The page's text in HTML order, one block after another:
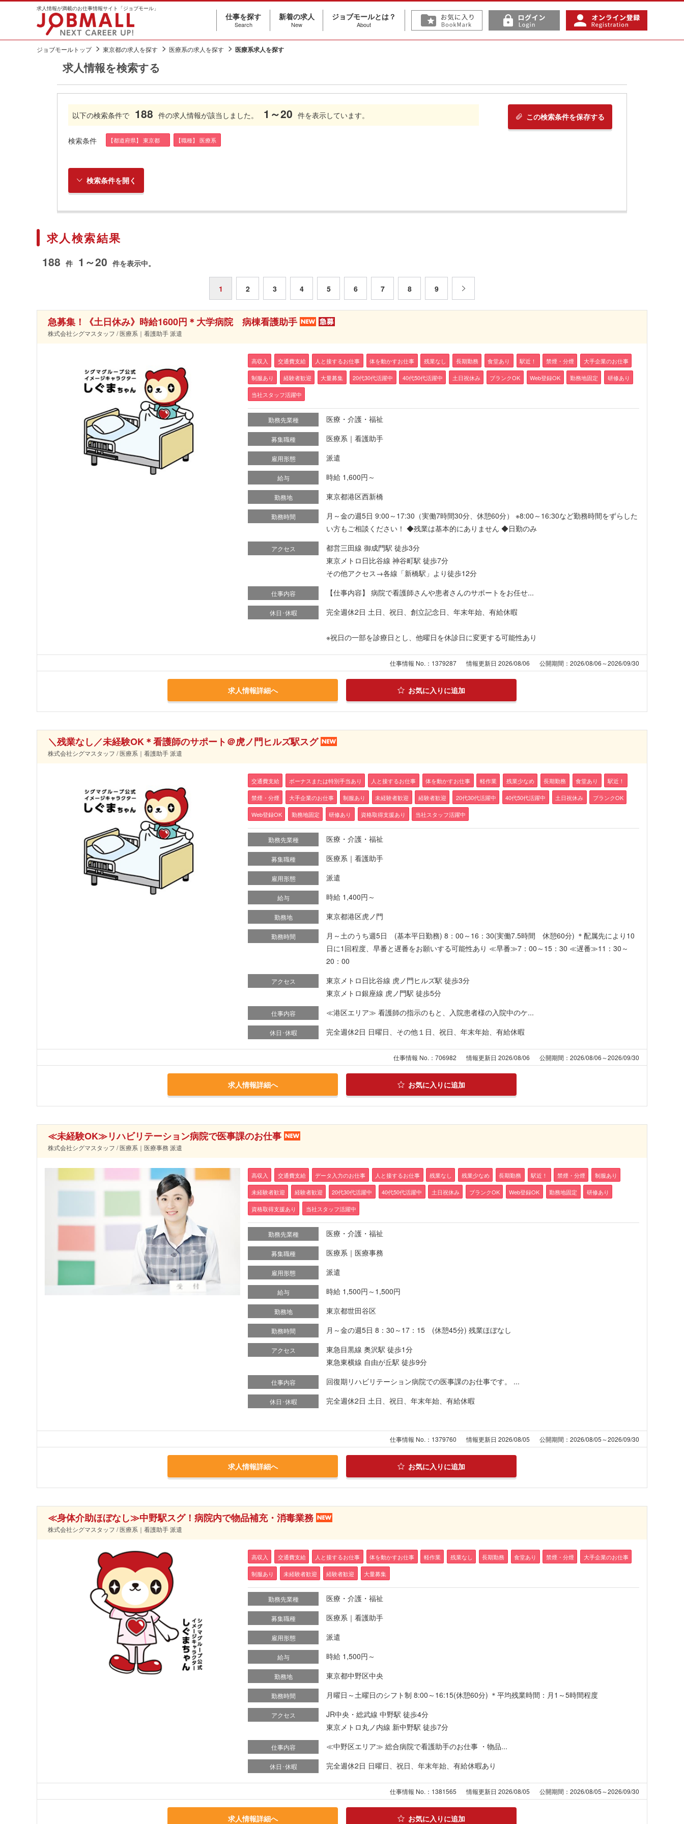
求人情報が満載のお仕事情報サイト「ジョブモール」
仕事を探す
Search
新着の求人
New
ジョブモールとは？
About
ジョブモールトップ 東京都の求人を探す 医療系の求人を探す 医療系求人を探す
求人情報を検索する
この検索条件を保存する
以下の検索条件で 188 件の求人情報が該当しました。 1～20 件を表示しています。
検索条件 【都道府県】 東京都 【職種】 医療系
検索条件を開く
求人検索結果
188 件 1～20 件を表示中。
1 2 3 4 5 6 7 8 9
急募集！《土日休み》時給1600円＊大学病院 病棟看護助手
株式会社シグマスタッフ / 医療系｜看護助手 派遣
高収入 交通費支給 人と接するお仕事 体を動かすお仕事 残業なし 長期勤務 食堂あり 駅近！ 禁煙・分煙 大手企業のお仕事
制服あり 経験者歓迎 大量募集 20代30代活躍中 40代50代活躍中 土日祝休み ブランクOK Web登録OK 勤務地固定 研修あり
当社スタッフ活躍中
勤務先業種 医療・介護・福祉
募集職種 医療系｜看護助手
雇用形態 派遣
給与 時給 1,600円～
勤務地 東京都港区西新橋
勤務時間
月～金の週5日 9:00～17:30（実働7時間30分、休憩60分） ※8:00～16:30など勤務時間をずらした
い方もご相談ください！ ◆残業は基本的にありません ◆日勤のみ
アクセス
都営三田線 御成門駅 徒歩3分
東京メトロ日比谷線 神谷町駅 徒歩7分
その他アクセス→各線「新橋駅」より徒歩12分
仕事内容 【仕事内容】 病院で看護師さんや患者さんのサポートをお任せ...
休日･休暇 完全週休2日 土日、祝日、創立記念日、年末年始、有給休暇
※祝日の一部を診療日とし、他曜日を休診日に変更する可能性あり
仕事情報 No.：1379287 情報更新日 2026/08/06 公開期間：2026/08/06～2026/09/30
求人情報詳細へ お気に入りに追加
＼残業なし／未経験OK＊看護師のサポート＠虎ノ門ヒルズ駅スグ
株式会社シグマスタッフ / 医療系｜看護助手 派遣
交通費支給 ボーナスまたは特別手当あり 人と接するお仕事 体を動かすお仕事 軽作業 残業少なめ 長期勤務 食堂あり 駅近！
禁煙・分煙 大手企業のお仕事 制服あり 未経験者歓迎 経験者歓迎 20代30代活躍中 40代50代活躍中 土日祝休み ブランクOK
Web登録OK 勤務地固定 研修あり 資格取得支援あり 当社スタッフ活躍中
勤務先業種 医療・介護・福祉
募集職種 医療系｜看護助手
雇用形態 派遣
給与 時給 1,400円～
勤務地 東京都港区虎ノ門
勤務時間
月～土のうち週5日 (基本平日勤務) 8：00～16：30(実働7.5時間 休憩60分) ＊配属先により10
日に1回程度、早番と遅番をお願いする可能性あり ≪早番≫7：00～15：30 ≪遅番≫11：30～
20：00
アクセス
東京メトロ日比谷線 虎ノ門ヒルズ駅 徒歩3分
東京メトロ銀座線 虎ノ門駅 徒歩5分
仕事内容 ≪港区エリア≫ 看護師の指示のもと、入院患者様の入院中のケ...
休日･休暇 完全週休2日 日曜日、その他１日、祝日、年末年始、有給休暇
仕事情報 No.：706982 情報更新日 2026/08/06 公開期間：2026/08/06～2026/09/30
求人情報詳細へ お気に入りに追加
≪未経験OK≫リハビリテーション病院で医事課のお仕事
株式会社シグマスタッフ / 医療系｜医療事務 派遣
高収入 交通費支給 データ入力のお仕事 人と接するお仕事 残業なし 残業少なめ 長期勤務 駅近！ 禁煙・分煙 制服あり
未経験者歓迎 経験者歓迎 20代30代活躍中 40代50代活躍中 土日祝休み ブランクOK Web登録OK 勤務地固定 研修あり
資格取得支援あり 当社スタッフ活躍中
勤務先業種 医療・介護・福祉
募集職種 医療系｜医療事務
雇用形態 派遣
給与 時給 1,500円～1,500円
勤務地 東京都世田谷区
勤務時間 月～金の週5日 8：30～17：15 (休憩45分) 残業ほぼなし
アクセス
東急目黒線 奥沢駅 徒歩1分
東急東横線 自由が丘駅 徒歩9分
仕事内容 回復期リハビリテーション病院での医事課のお仕事です。 ...
休日･休暇 完全週休2日 土日、祝日、年末年始、有給休暇
仕事情報 No.：1379760 情報更新日 2026/08/05 公開期間：2026/08/05～2026/09/30
求人情報詳細へ お気に入りに追加
≪身体介助ほぼなし≫中野駅スグ！病院内で物品補充・消毒業務
株式会社シグマスタッフ / 医療系｜看護助手 派遣
高収入 交通費支給 人と接するお仕事 体を動かすお仕事 軽作業 残業なし 長期勤務 食堂あり 禁煙・分煙 大手企業のお仕事
制服あり 未経験者歓迎 経験者歓迎 大量募集
勤務先業種 医療・介護・福祉
募集職種 医療系｜看護助手
雇用形態 派遣
給与 時給 1,500円～
勤務地 東京都中野区中央
勤務時間 月曜日～土曜日のシフト制 8:00～16:15(休憩60分) ＊平均残業時間：月1～5時間程度
アクセス
JR中央・総武線 中野駅 徒歩4分
東京メトロ丸ノ内線 新中野駅 徒歩7分
仕事内容 ≪中野区エリア≫ 総合病院で看護助手のお仕事 ・物品...
休日･休暇 完全週休2日 日曜日、祝日、年末年始、有給休暇あり
仕事情報 No.：1381565 情報更新日 2026/08/05 公開期間：2026/08/05～2026/09/30
求人情報詳細へ お気に入りに追加